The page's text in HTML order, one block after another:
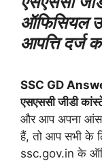
ऑफिसियल
आपत्ति दर्ज
SSC GD
एसएससी जीडी
और आप अपना आंसर
हैं, तो आप सभी के
ssc.gov.in के